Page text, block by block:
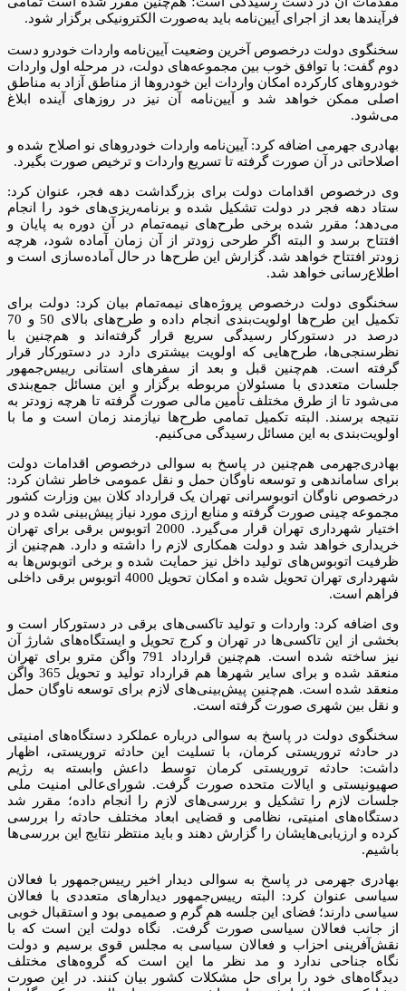
فرآیندها بعد از اجرای آیین‌نامه باید به‌صورت الکترونیکی برگزار شود.
سخنگوی دولت درخصوص آخرین وضعیت آیین‌نامه واردات خودرو دست
دوم گفت: با توافق خوب بین مجموعه‌های دولت، در مرحله اول واردات
خودروهای کارکرده امکان واردات این خودروها از مناطق آزاد به مناطق
اصلی ممکن خواهد شد و آیین‌نامه آن نیز در روزهای آینده ابلاغ
می‌شود.
بهادری جهرمی اضافه کرد: آیین‌نامه واردات خودروهای نو اصلاح شده و
اصلاحاتی در آن صورت گرفته تا تسریع واردات و ترخیص صورت بگیرد.
وی درخصوص اقدامات دولت برای بزرگداشت دهه فجر، عنوان کرد:
ستاد دهه فجر در دولت تشکیل شده و برنامه‌ریزی‌های خود را انجام
می‌دهد؛ مقرر شده برخی طرح‌های نیمه‌تمام در آن دوره به پایان و
افتتاح برسد و البته اگر طرحی زودتر از آن زمان آماده شود، هرچه
زودتر افتتاح خواهد شد. گزارش این طرح‌ها در حال آماده‌سازی است و
اطلاع‌رسانی خواهد شد.
سخنگوی دولت درخصوص پروژه‌های نیمه‌تمام بیان کرد: دولت برای
تکمیل این طرح‌ها اولویت‌بندی انجام داده و طرح‌های بالای 50 و 70
درصد در دستورکار رسیدگی سریع قرار گرفته‌اند و هم‌چنین با
نظرسنجی‌ها، طرح‌هایی که اولویت بیشتری دارد در دستورکار قرار
گرفته است. هم‌چنین قبل و بعد از سفرهای استانی رییس‌جمهور
جلسات متعددی با مسئولان مربوطه برگزار و این مسائل جمع‌بندی
می‌شود تا از طرق مختلف تأمین مالی صورت گرفته تا هرچه زودتر به
نتیجه برسند. البته تکمیل تمامی طرح‌ها نیازمند زمان است و ما با
اولویت‌بندی به این مسائل رسیدگی می‌کنیم.
بهادری‌جهرمی هم‌چنین در پاسخ به سوالی درخصوص اقدامات دولت
برای ساماندهی و توسعه ناوگان حمل و نقل عمومی خاطر نشان کرد:
درخصوص ناوگان اتوبوسرانی تهران یک قرارداد کلان بین وزارت کشور
مجموعه چینی صورت گرفته و منابع ارزی مورد نیاز پیش‌بینی شده و در
اختیار شهرداری تهران قرار می‌گیرد. 2000 اتوبوس برقی برای تهران
خریداری خواهد شد و دولت همکاری لازم را داشته و دارد. هم‌چنین از
ظرفیت اتوبوس‌های تولید داخل نیز حمایت شده و برخی اتوبوس‌ها به
شهرداری تهران تحویل شده و امکان تحویل 4000 اتوبوس برقی داخلی
فراهم است.
وی اضافه کرد: واردات و تولید تاکسی‌های برقی در دستورکار است و
بخشی از این تاکسی‌ها در تهران و کرج تحویل و ایستگاه‌های شارژ آن
نیز ساخته شده است. هم‌چنین قرارداد 791 واگن مترو برای تهران
منعقد شده و برای سایر شهرها هم قرارداد تولید و تحویل 365 واگن
منعقد شده است. هم‌چنین پیش‌بینی‌های لازم برای توسعه ناوگان حمل
و نقل بین شهری صورت گرفته است.
سخنگوی دولت در پاسخ به سوالی درباره عملکرد دستگاه‌های امنیتی
در حادثه تروریستی کرمان، با تسلیت این حادثه تروریستی، اظهار
داشت: حادثه تروریستی کرمان توسط داعش وابسته به رژیم
صهیونیستی و ایالات متحده صورت گرفت. شورای‌عالی امنیت ملی
جلسات لازم را تشکیل و بررسی‌های لازم را انجام داده؛ مقرر شد
دستگاه‌های امنیتی، نظامی و قضایی ابعاد مختلف حادثه را بررسی
کرده و ارزیابی‌هایشان را گزارش دهند و باید منتظر نتایج این بررسی‌ها
باشیم.
بهادری جهرمی در پاسخ به سوالی دیدار اخیر رییس‌جمهور با فعالان
سیاسی عنوان کرد: البته رییس‌جمهور دیدارهای متعددی با فعالان
سیاسی دارند؛ فضای این جلسه هم گرم و صمیمی بود و استقبال خوبی
از جانب فعالان سیاسی صورت گرفت. نگاه دولت این است که با
نقش‌آفرینی احزاب و فعالان سیاسی به مجلس قوی برسیم و دولت
نگاه جناحی ندارد و مد نظر ما این است که گروه‌های مختلف
دیدگاه‌های خود را برای حل مشکلات کشور بیان کنند. در این صورت